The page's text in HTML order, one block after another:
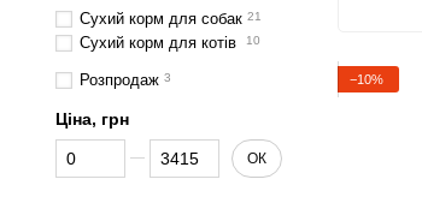
−10%
Сухий корм для собак 21
Сухий корм для котів 10
Розпродаж 3
Ціна, грн
Від Ціна, грн
До Ціна, грн ОК